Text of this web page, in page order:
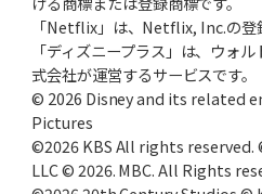
「Netflix」は、Netflix, Inc.の登
「ディズニープラス」は、ウォ
式会社が運営するサービスです。
© 2026 Disney and its related
Pictures
©2026 KBS All rights reserved.
LLC © 2026. MBC. All Rights